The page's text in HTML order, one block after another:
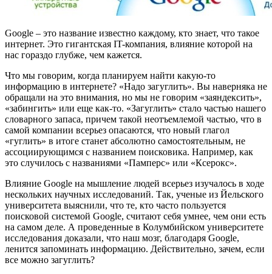
Google – это название известно каждому, кто знает, что такое
интернет. Это гигантская IT-компания, влияние которой на
нас гораздо глубже, чем кажется.
Что мы говорим, когда планируем найти какую-то
информацию в интернете? «Надо загуглить». Вы наверняка не
обращали на это внимания, но мы не говорим «заяндексить»,
«забингить» или еще как-то. «Загуглить» стало частью нашего
словарного запаса, причем такой неотъемлемой частью, что в
самой компании всерьез опасаются, что новый глагол
«гуглить» в итоге станет абсолютно самостоятельным, не
ассоциирующимся с названием поисковика. Например, как
это случилось с названиями «Памперс» или «Ксерокс».
Влияние Google на мышление людей всерьез изучалось в ходе
нескольких научных исследований. Так, ученые из Йельского
университета выяснили, что те, кто часто пользуется
поисковой системой Google, считают себя умнее, чем они есть
на самом деле. А проведенные в Колумбийском университете
исследования доказали, что наш мозг, благодаря Google,
ленится запоминать информацию. Действительно, зачем, если
все можно загуглить?